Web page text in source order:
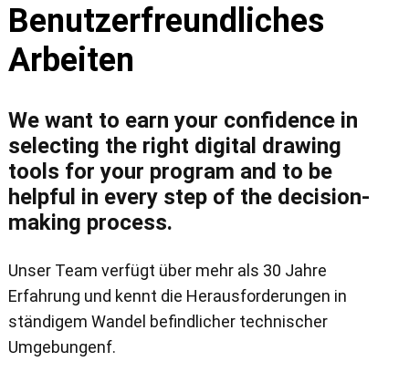
Benutzerfreundliches
Arbeiten
We want to earn your confidence in
selecting the right digital drawing
tools for your program and to be
helpful in every step of the decision-
making process.
Unser Team verfügt über mehr als 30 Jahre
Erfahrung und kennt die Herausforderungen in
ständigem Wandel befindlicher technischer
Umgebungenf.